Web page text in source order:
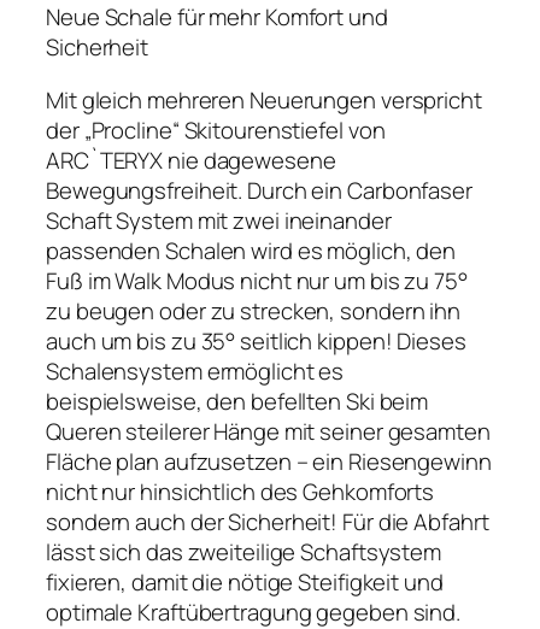
Neue Schale für mehr Komfort und
Sicherheit
Mit gleich mehreren Neuerungen verspricht
der „Procline“ Skitourenstiefel von
ARC`TERYX nie dagewesene
Bewegungsfreiheit. Durch ein Carbonfaser
Schaft System mit zwei ineinander
passenden Schalen wird es möglich, den
Fuß im Walk Modus nicht nur um bis zu 75°
zu beugen oder zu strecken, sondern ihn
auch um bis zu 35° seitlich kippen! Dieses
Schalensystem ermöglicht es
beispielsweise, den befellten Ski beim
Queren steilerer Hänge mit seiner gesamten
Fläche plan aufzusetzen – ein Riesengewinn
nicht nur hinsichtlich des Gehkomforts
sondern auch der Sicherheit! Für die Abfahrt
lässt sich das zweiteilige Schaftsystem
fixieren, damit die nötige Steifigkeit und
optimale Kraftübertragung gegeben sind.